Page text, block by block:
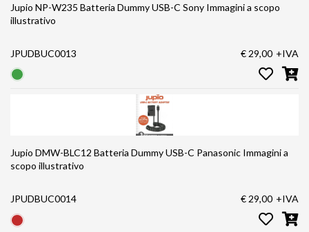
Jupio NP-W235 Batteria Dummy USB-C Sony Immagini a scopo
illustrativo
JPUDBUC0013 € 29,00 +IVA
Jupio DMW-BLC12 Batteria Dummy USB-C Panasonic Immagini a
scopo illustrativo
JPUDBUC0014 € 29,00 +IVA